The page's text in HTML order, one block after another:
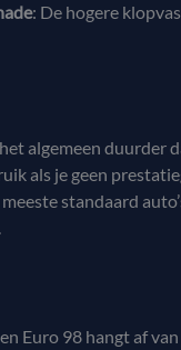
: De hogere
algemeen duurder
als je geen
standaard
Euro 98 hangt af